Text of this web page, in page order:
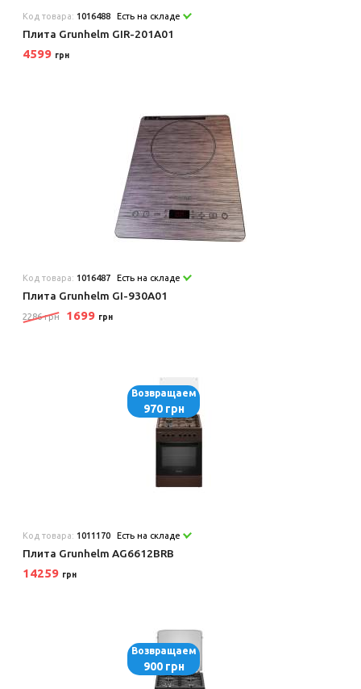
Код товара: 1016488 Есть на складе
Плита Grunhelm GIR-201A01
4599 грн
Код товара: 1016487 Есть на складе
Плита Grunhelm GI-930A01
2286 грн 1699 грн
Возвращаем
970 грн
Код товара: 1011170 Есть на складе
Плита Grunhelm AG6612BRB
14259 грн
Возвращаем
900 грн